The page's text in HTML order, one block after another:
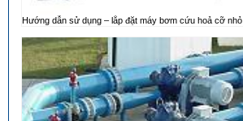
Hướng dẫn sử dụng – lắp đặt máy bơm cứu hoả cỡ nhỏ